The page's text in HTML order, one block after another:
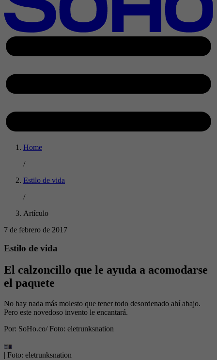
Home
/
Estilo de vida
/
Artículo
7 de febrero de 2017
Estilo de vida
El calzoncillo que le ayuda a acomodarse
el paquete
No hay nada más molesto que tener todo desordenado ahí abajo.
Pero este novedoso invento le encantará.
Por: SoHo.co/ Foto: eletrunksnation
| Foto: eletrunksnation